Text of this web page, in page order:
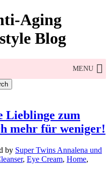
Aging
Blog
MENU
Lieblinge zum
mehr für weniger!
by Super Twins Annalena und
, Eye Cream, Home,